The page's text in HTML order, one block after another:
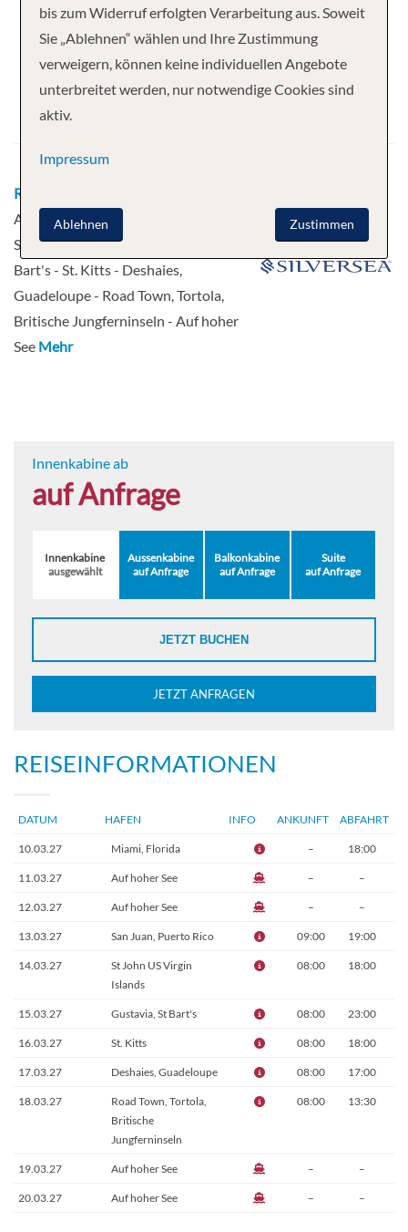
Ihre Kreuzfahrt
11 NächteSilver Ray
Abfahrt
Route
Auf hoher See - San Juan, Puerto Rico -
St John US Virgin Islands - Gustavia, St
Bart's - St. Kitts - Deshaies,
Guadeloupe - Road Town, Tortola,
Britische Jungferninseln - Auf hoher
See Mehr
Innenkabine ab
auf Anfrage
Innenkabine
ausgewählt
Aussenkabine
auf Anfrage
Balkonkabine
auf Anfrage
Suite
auf Anfrage
JETZT BUCHEN
JETZT ANFRAGEN
REISEINFORMATIONEN
DATUM HAFEN INFO ANKUNFT ABFAHRT
10.03.27 Miami, Florida – 18:00
11.03.27 Auf hoher See – –
12.03.27 Auf hoher See – –
13.03.27 San Juan, Puerto Rico 09:00 19:00
14.03.27
St John US Virgin
Islands
08:00 18:00
15.03.27 Gustavia, St Bart's 08:00 23:00
16.03.27 St. Kitts 08:00 18:00
17.03.27 Deshaies, Guadeloupe 08:00 17:00
18.03.27
Road Town, Tortola,
Britische
Jungferninseln
08:00 13:30
19.03.27 Auf hoher See – –
20.03.27 Auf hoher See – –
bis zum Widerruf erfolgten Verarbeitung aus. Soweit
Sie „Ablehnen“ wählen und Ihre Zustimmung
verweigern, können keine individuellen Angebote
unterbreitet werden, nur notwendige Cookies sind
aktiv.
Impressum
Zustimmen
Ablehnen